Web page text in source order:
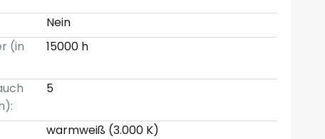
Nein
(in
15000 h
5
warmweiß (3.000 K)